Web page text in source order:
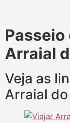
Passeio
Arraial
Veja as
Arraial